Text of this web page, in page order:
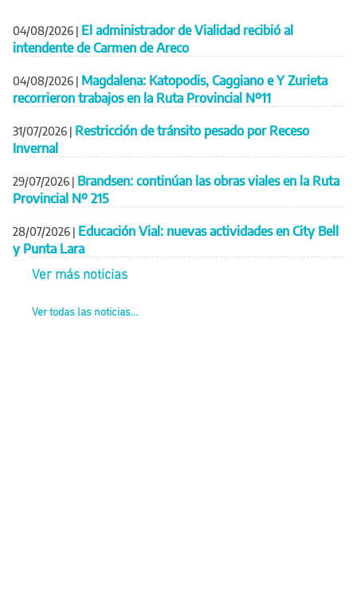
04/08/2026 | El administrador de Vialidad recibió al
intendente de Carmen de Areco
04/08/2026 | Magdalena: Katopodis, Caggiano e Y Zurieta
recorrieron trabajos en la Ruta Provincial Nº11
31/07/2026 | Restricción de tránsito pesado por Receso
Invernal
29/07/2026 | Brandsen: continúan las obras viales en la Ruta
Provincial Nº 215
28/07/2026 | Educación Vial: nuevas actividades en City Bell
y Punta Lara
Ver más noticias
Ver todas las noticias...